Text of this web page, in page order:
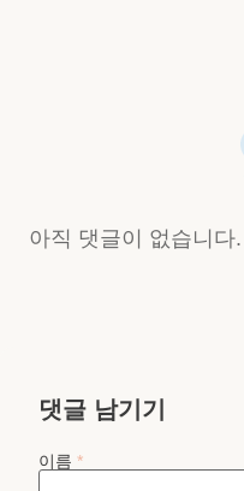
아직 댓글이 없습니
댓글 남기기
이름 *